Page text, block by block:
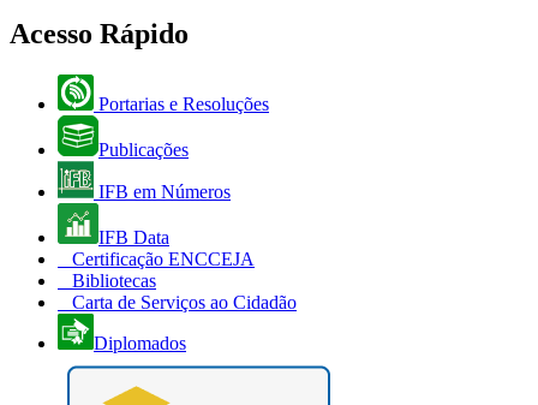
Acesso Rápido
Portarias e Resoluções
Publicações
IFB em Números
IFB Data
Certificação ENCCEJA
Bibliotecas
Carta de Serviços ao Cidadão
Diplomados